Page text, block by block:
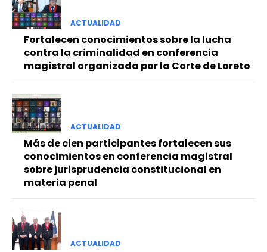
ACTUALIDAD
Fortalecen conocimientos sobre la lucha
contra la criminalidad en conferencia
magistral organizada por la Corte de Loreto
ACTUALIDAD
Más de cien participantes fortalecen sus
conocimientos en conferencia magistral
sobre jurisprudencia constitucional en
materia penal
ACTUALIDAD